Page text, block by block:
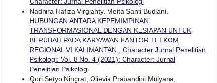
Nadhira Hafiza Virgianty, Meita Santi Budiani,
HUBUNGAN ANTARA KEPEMIMPINAN
TRANSFORMASIONAL DENGAN KESIAPAN UNTUK
BERUBAH PADA KARYAWAN KANTOR TELKOM
REGIONAL VI KALIMANTAN
Character Jurnal Penelitian
Psikologi: Vol. 8 No. 4 (2021): Character: Jurnal
Penelitian Psikologi
Qori Setyo Ningrat, Olievia Prabandini Mulyana,